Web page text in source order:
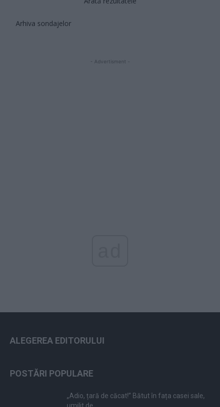
Arhiva sondajelor
- Advertisment -
ALEGEREA EDITORULUI
POSTĂRI POPULARE
„Adio, țară de căcat!” Bătut în fața casei sale,